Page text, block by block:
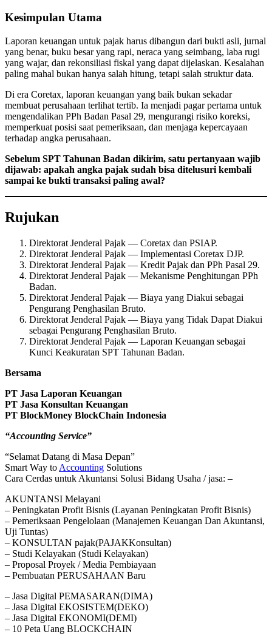
Kesimpulan Utama
Laporan keuangan untuk pajak harus dibangun dari bukti asli, jurnal
yang benar, buku besar yang rapi, neraca yang seimbang, laba rugi
yang wajar, dan rekonsiliasi fiskal yang dapat dijelaskan. Kesalahan
paling mahal bukan hanya salah hitung, tetapi salah struktur data.
Di era Coretax, laporan keuangan yang baik bukan sekadar
membuat perusahaan terlihat tertib. Ia menjadi pagar pertama untuk
mengendalikan PPh Badan Pasal 29, mengurangi risiko koreksi,
memperkuat posisi saat pemeriksaan, dan menjaga kepercayaan
terhadap angka perusahaan.
Sebelum SPT Tahunan Badan dikirim, satu pertanyaan wajib
dijawab: apakah angka pajak sudah bisa ditelusuri kembali
sampai ke bukti transaksi paling awal?
Rujukan
Direktorat Jenderal Pajak — Coretax dan PSIAP.
Direktorat Jenderal Pajak — Implementasi Coretax DJP.
Direktorat Jenderal Pajak — Kredit Pajak dan PPh Pasal 29.
Direktorat Jenderal Pajak — Mekanisme Penghitungan PPh
Badan.
Direktorat Jenderal Pajak — Biaya yang Diakui sebagai
Pengurang Penghasilan Bruto.
Direktorat Jenderal Pajak — Biaya yang Tidak Dapat Diakui
sebagai Pengurang Penghasilan Bruto.
Direktorat Jenderal Pajak — Laporan Keuangan sebagai
Kunci Keakuratan SPT Tahunan Badan.
Bersama
PT Jasa Laporan Keuangan
PT Jasa Konsultan Keuangan
PT BlockMoney BlockChain Indonesia
“Accounting Service”
“Selamat Datang di Masa Depan”
Smart Way to Accounting Solutions
Cara Cerdas untuk Akuntansi Solusi Bidang Usaha / jasa: –
AKUNTANSI Melayani
– Peningkatan Profit Bisnis (Layanan Peningkatan Profit Bisnis)
– Pemeriksaan Pengelolaan (Manajemen Keuangan Dan Akuntansi,
Uji Tuntas)
– KONSULTAN pajak(PAJAKKonsultan)
– Studi Kelayakan (Studi Kelayakan)
– Proposal Proyek / Media Pembiayaan
– Pembuatan PERUSAHAAN Baru
– Jasa Digital PEMASARAN(DIMA)
– Jasa Digital EKOSISTEM(DEKO)
– Jasa Digital EKONOMI(DEMI)
– 10 Peta Uang BLOCKCHAIN